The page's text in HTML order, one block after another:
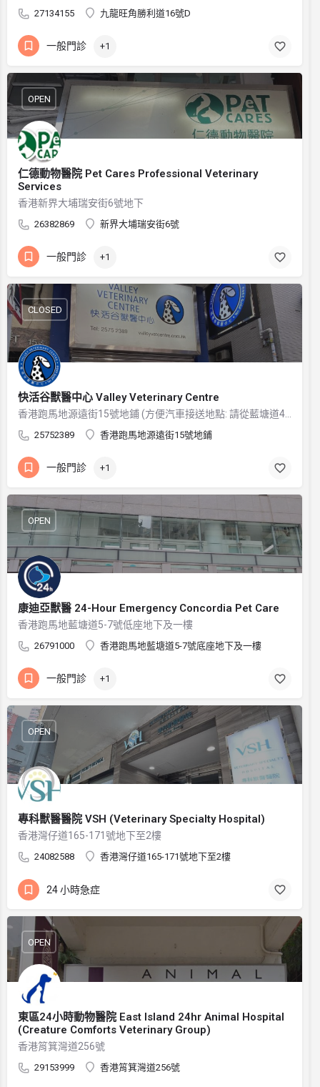
27134155 九龍旺角勝利道16號D
一般門診 +1
仁德動物醫院 Pet Cares Professional Veterinary
Services
香港新界大埔瑞安街6號地下
26382869 新界大埔瑞安街6號
OPEN
一般門診 +1
快活谷獸醫中心 Valley Veterinary Centre
25752389 香港跑馬地源遠街15號地鋪
CLOSED
一般門診 +1
康迪亞獸醫 24-Hour Emergency Concordia Pet Care
香港跑馬地藍塘道5-7號低座地下及一樓
26791000 香港跑馬地藍塘道5-7號底座地下及一樓
OPEN
一般門診 +1
專科獸醫醫院 VSH (Veterinary Specialty Hospital)
香港灣仔道165-171號地下至2樓
24082588 香港灣仔道165-171號地下至2樓
OPEN
24 小時急症
東區24小時動物醫院 East Island 24hr Animal Hospital
(Creature Comforts Veterinary Group)
香港筲箕灣道256號
29153999 香港筲箕灣道256號
OPEN